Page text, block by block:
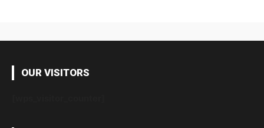
OUR VISITORS